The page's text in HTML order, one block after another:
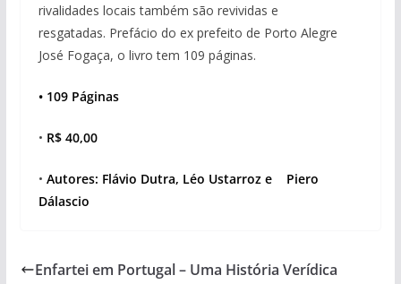
rivalidades locais também são revividas e
resgatadas. Prefácio do ex prefeito de Porto Alegre
José Fogaça, o livro tem 109 páginas.
• 109 Páginas
• R$ 40,00
• Autores: Flávio Dutra, Léo Ustarroz e Piero
Dálascio
Enfartei em Portugal – Uma História Verídica